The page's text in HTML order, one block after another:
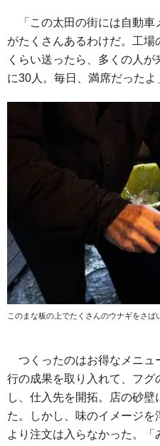
「この太田の街には自動
がたくさんあるわけだ。工
くらい送ったら、多くの人
に30人。毎日、満席だったよ
このまな板の上でたくさんのウナギをさば
つくったのはお得なメニュ
行の成果を取り入れて、フ
し、仕入先を開拓。店の砂
た。しかし、味のイメージ
より注文は入らなかった。